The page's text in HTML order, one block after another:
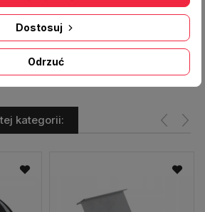
ocynkowana
kategorii:
Odrzuć
Dostosuj